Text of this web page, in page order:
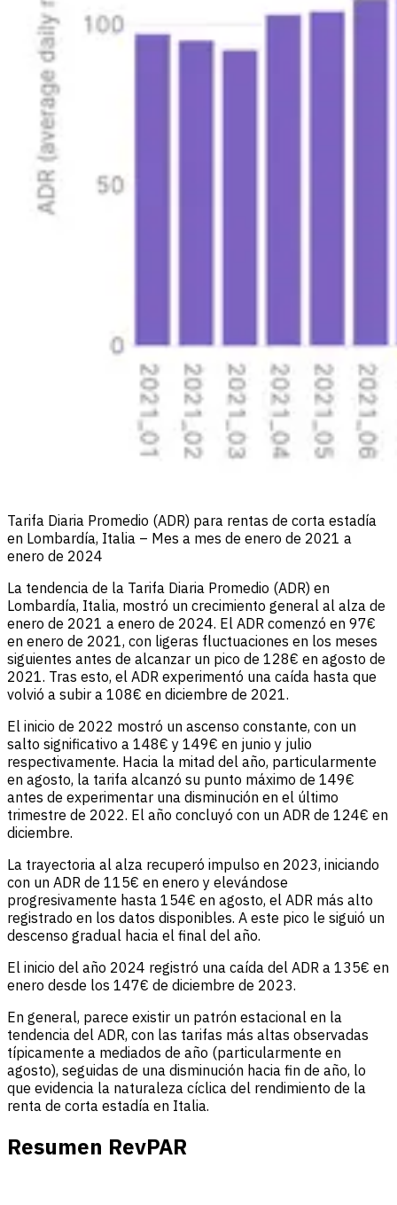
Tarifa Diaria Promedio (ADR) para rentas de corta estadía
en Lombardía, Italia – Mes a mes de enero de 2021 a
enero de 2024
La tendencia de la Tarifa Diaria Promedio (ADR) en
Lombardía, Italia, mostró un crecimiento general al alza de
enero de 2021 a enero de 2024. El ADR comenzó en 97€
en enero de 2021, con ligeras fluctuaciones en los meses
siguientes antes de alcanzar un pico de 128€ en agosto de
2021. Tras esto, el ADR experimentó una caída hasta que
volvió a subir a 108€ en diciembre de 2021.
El inicio de 2022 mostró un ascenso constante, con un
salto significativo a 148€ y 149€ en junio y julio
respectivamente. Hacia la mitad del año, particularmente
en agosto, la tarifa alcanzó su punto máximo de 149€
antes de experimentar una disminución en el último
trimestre de 2022. El año concluyó con un ADR de 124€ en
diciembre.
La trayectoria al alza recuperó impulso en 2023, iniciando
con un ADR de 115€ en enero y elevándose
progresivamente hasta 154€ en agosto, el ADR más alto
registrado en los datos disponibles. A este pico le siguió un
descenso gradual hacia el final del año.
El inicio del año 2024 registró una caída del ADR a 135€ en
enero desde los 147€ de diciembre de 2023.
En general, parece existir un patrón estacional en la
tendencia del ADR, con las tarifas más altas observadas
típicamente a mediados de año (particularmente en
agosto), seguidas de una disminución hacia fin de año, lo
que evidencia la naturaleza cíclica del rendimiento de la
renta de corta estadía en Italia.
Resumen RevPAR